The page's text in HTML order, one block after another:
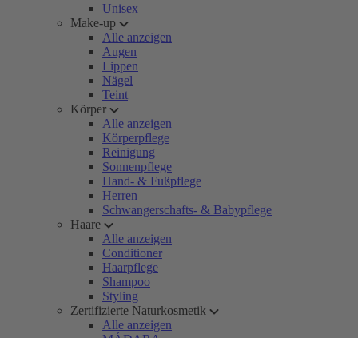
Unisex
Make-up
Alle anzeigen
Augen
Lippen
Nägel
Teint
Körper
Alle anzeigen
Körperpflege
Reinigung
Sonnenpflege
Hand- & Fußpflege
Herren
Schwangerschafts- & Babypflege
Haare
Alle anzeigen
Conditioner
Haarpflege
Shampoo
Styling
Zertifizierte Naturkosmetik
Alle anzeigen